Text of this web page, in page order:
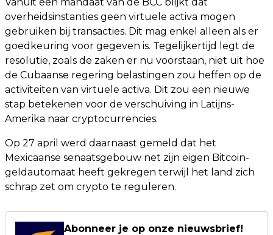
overheidsinstanties geen virtuele activa mogen
gebruiken bij transacties. Dit mag enkel alleen als er
goedkeuring voor gegeven is. Tegelijkertijd legt de
resolutie, zoals de zaken er nu voorstaan, niet uit hoe
de Cubaanse regering belastingen zou heffen op de
activiteiten van virtuele activa. Dit zou een nieuwe
stap betekenen voor de verschuiving in Latijns-
Amerika naar cryptocurrencies.
Op 27 april werd daarnaast gemeld dat het
Mexicaanse senaatsgebouw net zijn eigen Bitcoin-
geldautomaat heeft gekregen terwijl het land zich
schrap zet om crypto te reguleren.
Abonneer je op onze nieuwsbrief!